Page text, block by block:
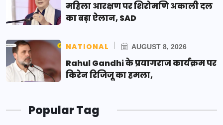
महिला आरक्षण पर शिरोमणि अकाली दल
का बड़ा ऐलान, SAD
NATIONAL AUGUST 8, 2026
Rahul Gandhi के प्रयागराज कार्यक्रम पर
किरेन रिजिजू का हमला,
Popular Tag